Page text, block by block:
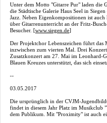
Unter dem Motto "Gitarre Pur" laden die
die Städtische Galerie Haus Seel in
Jazz. Neben Eigenkompositionen ist
über Gitarrenunterricht an der Fritz-
Besucher. [www.siegen.de]
Der Projektchor Lebenszeichen führt das
inzwischen zum vierten Mal. Drei
Zusatzkonzert am 27. Mai im Leonhard-
Blauen Kreuzes unterstützt, das sich
--
03.05.2017
Die ursprünglich in der CVJM-
findet in diesem Jahr Platz im Musikclub
dem Publikum. Mit "Proximity" ist auch